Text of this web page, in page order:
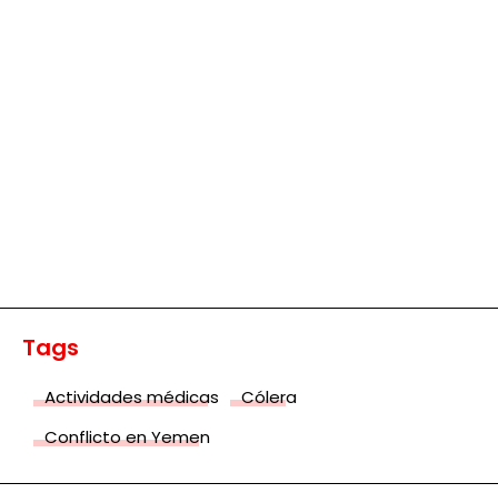
Tags
Actividades médicas
Cólera
Conflicto en Yemen